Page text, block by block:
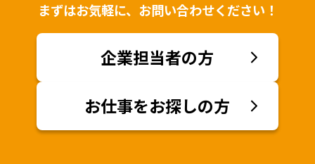
まずはお気軽に、お問い合わせください！
企業担当者の方
お仕事をお探しの方